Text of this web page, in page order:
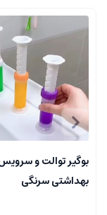
بوگیر توالت و
بهداشتی سرنگی